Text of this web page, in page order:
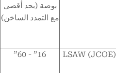
بوصة (بحد أقصى
مع التمدد الساخن)
LSAW (JCOE)
16” - 60”